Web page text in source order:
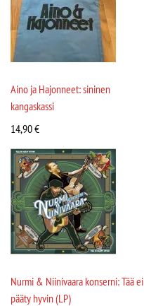
Aino ja Hajonneet: sininen
kangaskassi
14,90€
Nurmi & Niinivaara konserni: Tää ei
pääty hyvin (LP)